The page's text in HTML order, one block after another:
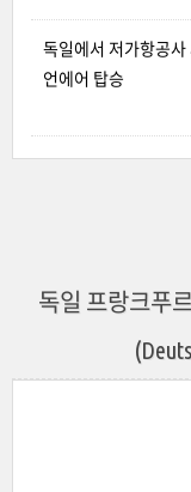
독일에서 저가항공사
언에어 탑승
독일 프랑크푸